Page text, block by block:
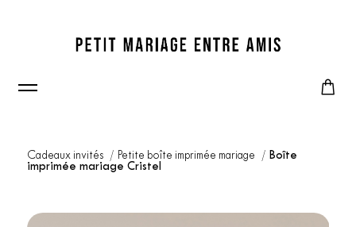
Cadeaux invités Petite boîte imprimée mariage
Boîte
imprimée mariage Cristel